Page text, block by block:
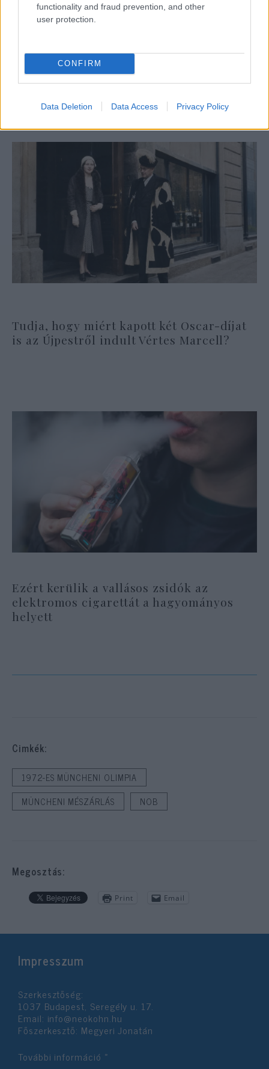
functionality and fraud prevention, and other
user protection.
CONFIRM
Data Deletion Data Access Privacy Policy
A klezmer zenét már eltemették, ám most
mégis hódít
Tudja, hogy miért kapott két Oscar-díjat
is az Újpestről indult Vértes Marcell?
Ezért kerülik a vallásos zsidók az
elektromos cigarettát a hagyományos
helyett
Cimkék:
1972-ES MÜNCHENI OLIMPIA
MÜNCHENI MÉSZÁRLÁS
NOB
Megosztás:
Print Email
Impresszum
Szerkesztőség:
1037 Budapest, Seregély u. 17.
Email: info@neokohn.hu
Főszerkesztő: Megyeri Jonatán
További információ »